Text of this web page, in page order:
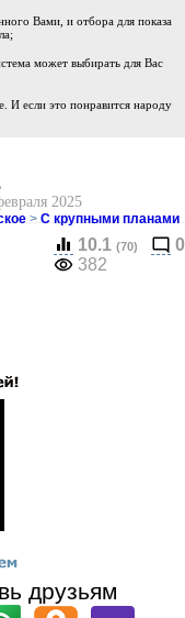
Вами, и отбора для показа
может выбирать для Вас
И если это понравится народу
2025
> С крупными планами
10.1 (70)
0
382
друзьям